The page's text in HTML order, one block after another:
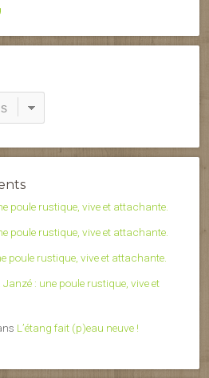
poule rustique, vive et attachante.
poule rustique, vive et attachante.
poule rustique, vive et attachante.
Janzé : une poule rustique, vive et
L’étang fait (p)eau neuve !